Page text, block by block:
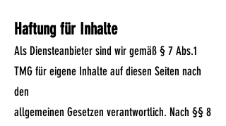
Haftung für Inhalte
Als Diensteanbieter sind wir gemäß § 7 Abs.1
TMG für eigene Inhalte auf diesen Seiten nach
den
allgemeinen Gesetzen verantwortlich. Nach §§ 8